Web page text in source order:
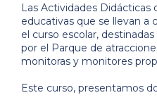
Las Actividades Didácticas
educativas que se llevan a
el curso escolar,
por el Parque de
monitoras y monitores
Este curso, presentamos